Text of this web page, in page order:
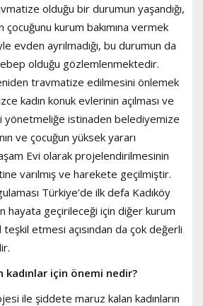
olduğu bir durumun yaşandığı,
çocuğunu kurum bakımına vermek
evden ayrılmadığı, bu durumun da
olduğu gözlemlenmektedir.
travmatize edilmesini önlemek
kadın konuk evlerinin açılması ve
yönetmeliğe istinaden belediyemize
ve çocuğun yüksek yararı
Evi olarak projelendirilmesinin
varılmış ve harekete geçilmiştir.
Türkiye’de ilk defa Kadıköy
hayata geçirileceği için diğer kurum
etmesi açısından da çok değerli
kadınlar için önemi nedir?
ile şiddete maruz kalan kadınların